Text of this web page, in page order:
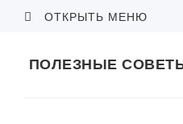
ОТКРЫТЬ МЕНЮ
ПОЛЕЗНЫЕ